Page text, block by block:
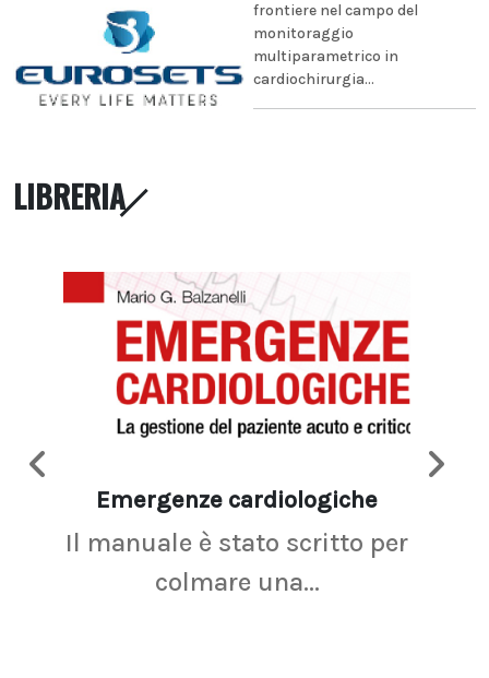
frontiere nel campo del
monitoraggio
multiparametrico in
cardiochirurgia...
LIBRERIA
Emergenze cardiologiche
Il manuale è stato scritto per
colmare una...